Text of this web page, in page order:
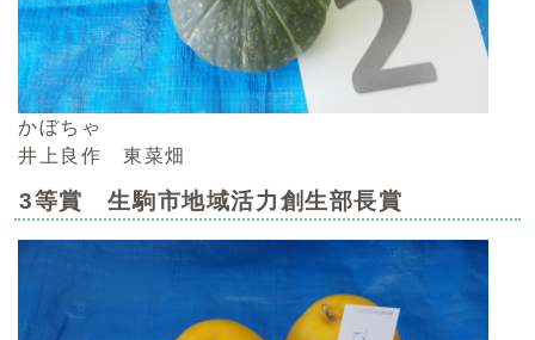
かぼちゃ
井上良作 東菜畑
3等賞 生駒市地域活力創生部長賞